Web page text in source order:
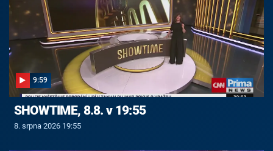
9:59
SHOWTIME, 8.8. v 19:55
8. srpna 2026 19:55